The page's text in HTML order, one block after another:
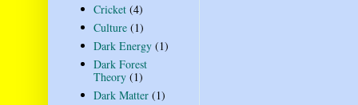
Cricket (4)
Culture (1)
Dark Energy (1)
Dark Forest
Theory (1)
Dark Matter (1)